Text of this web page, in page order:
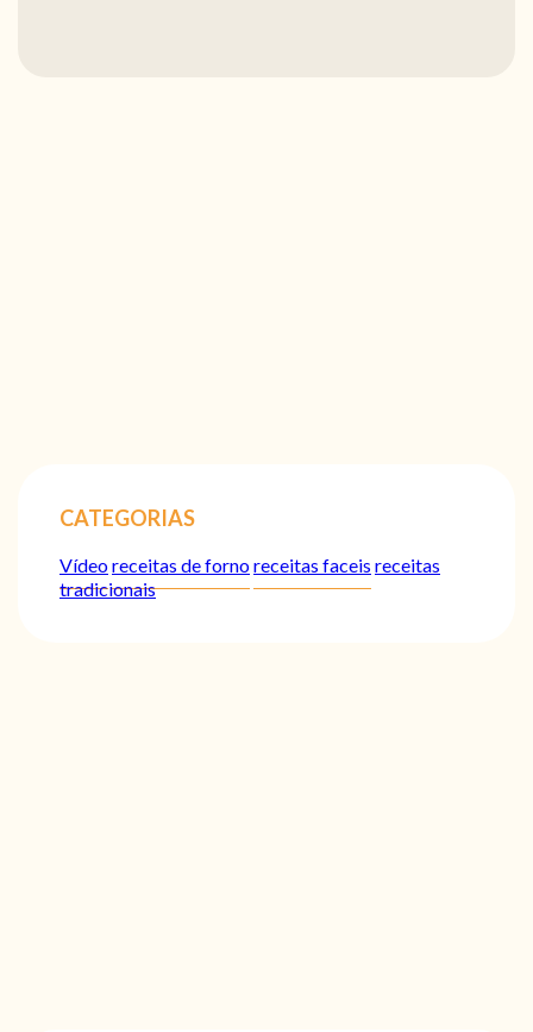
CATEGORIAS
Vídeoreceitas de fornoreceitas faceis receitas
tradicionais